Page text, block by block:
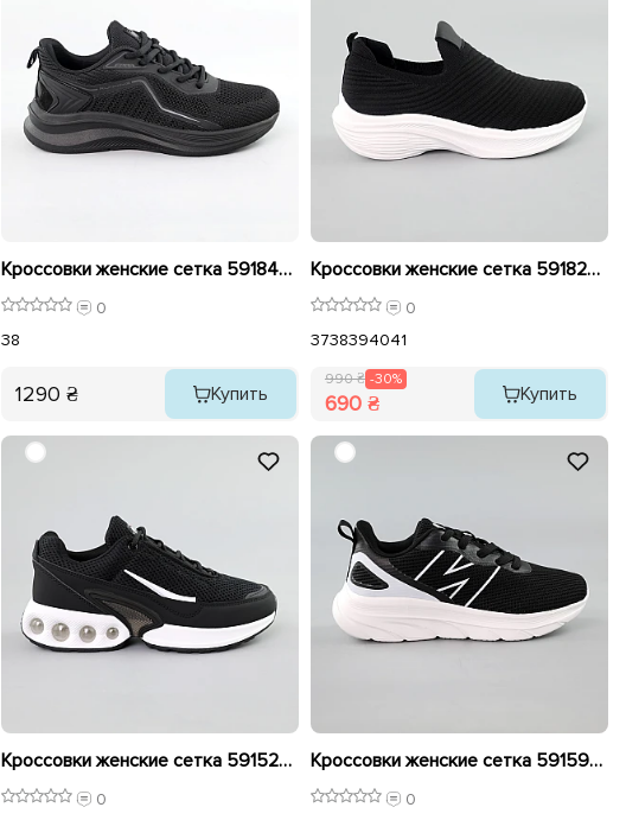
Кроссовки женские сетка 591845 Черные
0
38
1290 ₴ Купить
Кроссовки женские сетка 591825 Черные распродажа
0
3738394041
990 ₴ -30%
690 ₴ Купить
Кроссовки женские сетка 591526 Черные
0
Кроссовки женские сетка 591597 Черные распродажа
0